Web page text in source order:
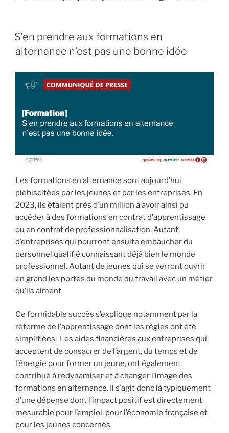
S’en prendre aux formations en
alternance n’est pas une bonne idée
Les formations en alternance sont aujourd’hui
plébiscitées par les jeunes et par les entreprises. En
2023, ils étaient près d’un million à avoir ainsi pu
accéder à des formations en contrat d’apprentissage
ou en contrat de professionnalisation. Autant
d’entreprises qui pourront ensuite embaucher du
personnel qualifié connaissant déjà bien le monde
professionnel. Autant de jeunes qui se verront ouvrir
en grand les portes du monde du travail avec un métier
qu’ils aiment.
Ce formidable succès s’explique notamment par la
réforme de l’apprentissage dont les règles ont été
simplifiées. Les aides financières aux entreprises qui
acceptent de consacrer de l’argent, du temps et de
l’énergie pour former un jeune, ont également
contribué à redynamiser et à changer l’image des
formations en alternance. Il s’agit donc là typiquement
d’une dépense dont l’impact positif est directement
mesurable pour l’emploi, pour l’économie française et
pour les jeunes concernés.